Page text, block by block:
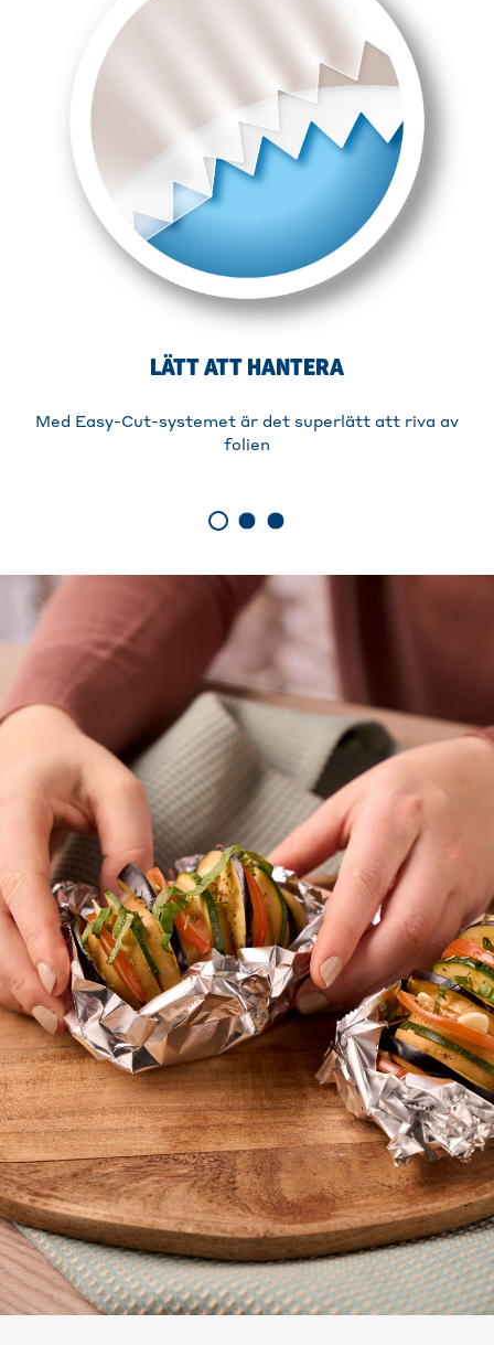
LÄTT ATT HANTERA
Med Easy-Cut-systemet är det superlätt att riva av
folien